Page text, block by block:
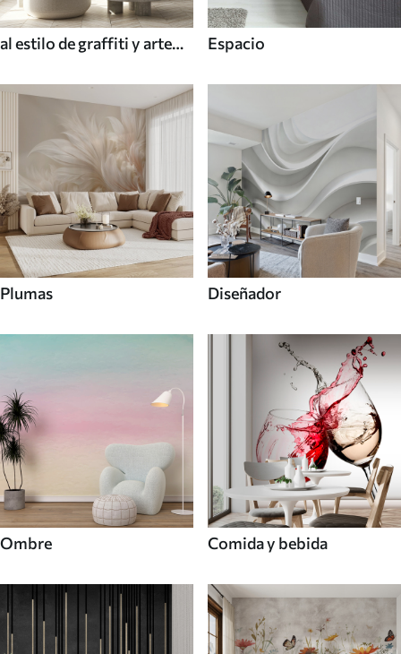
al estilo de graffiti y arte
Espacio
Plumas Diseñador
Ombre Comida y bebida